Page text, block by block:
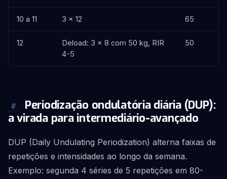
10 a 11 3 x 12 65
12
Deload: 3 x 8 com 50 kg, RIR
4-5
50
#
Periodização ondulatória diária (DUP):
a virada para intermediário-avançado
DUP (Daily Undulating Periodization) alterna faixas de
repetições e intensidades ao longo da semana.
Exemplo: segunda 4 séries de 5 repetições em 80-